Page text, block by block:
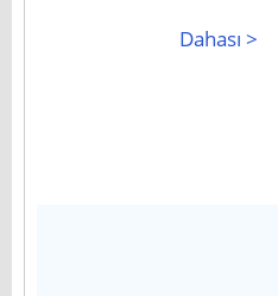
Dahası >